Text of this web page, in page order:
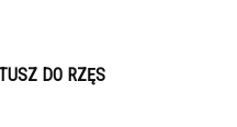
DO RZĘS